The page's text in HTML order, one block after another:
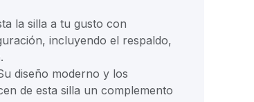
la silla a tu gusto con
incluyendo el respaldo,
diseño moderno y los
de esta silla un complemento